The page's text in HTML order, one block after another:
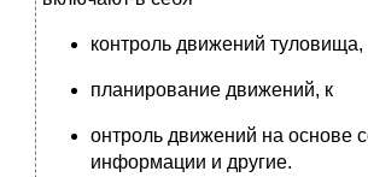
контроль движений туловища,
планирование движений, к
онтроль движений на основе
информации и другие.